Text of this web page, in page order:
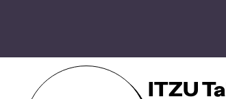
ITZU